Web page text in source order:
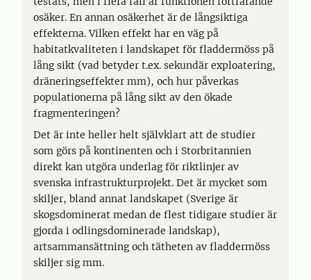
osäker. En annan osäkerhet är de långsiktiga
effekterna. Vilken effekt har en väg på
habitatkvaliteten i landskapet för fladdermöss på
lång sikt (vad betyder t.ex. sekundär exploatering,
dräneringseffekter mm), och hur påverkas
populationerna på lång sikt av den ökade
fragmenteringen?
Det är inte heller helt självklart att de studier
som görs på kontinenten och i Storbritannien
direkt kan utgöra underlag för riktlinjer av
svenska infrastrukturprojekt. Det är mycket som
skiljer, bland annat landskapet (Sverige är
skogsdominerat medan de flest tidigare studier är
gjorda i odlingsdominerade landskap),
artsammansättning och tätheten av fladdermöss
skiljer sig mm.